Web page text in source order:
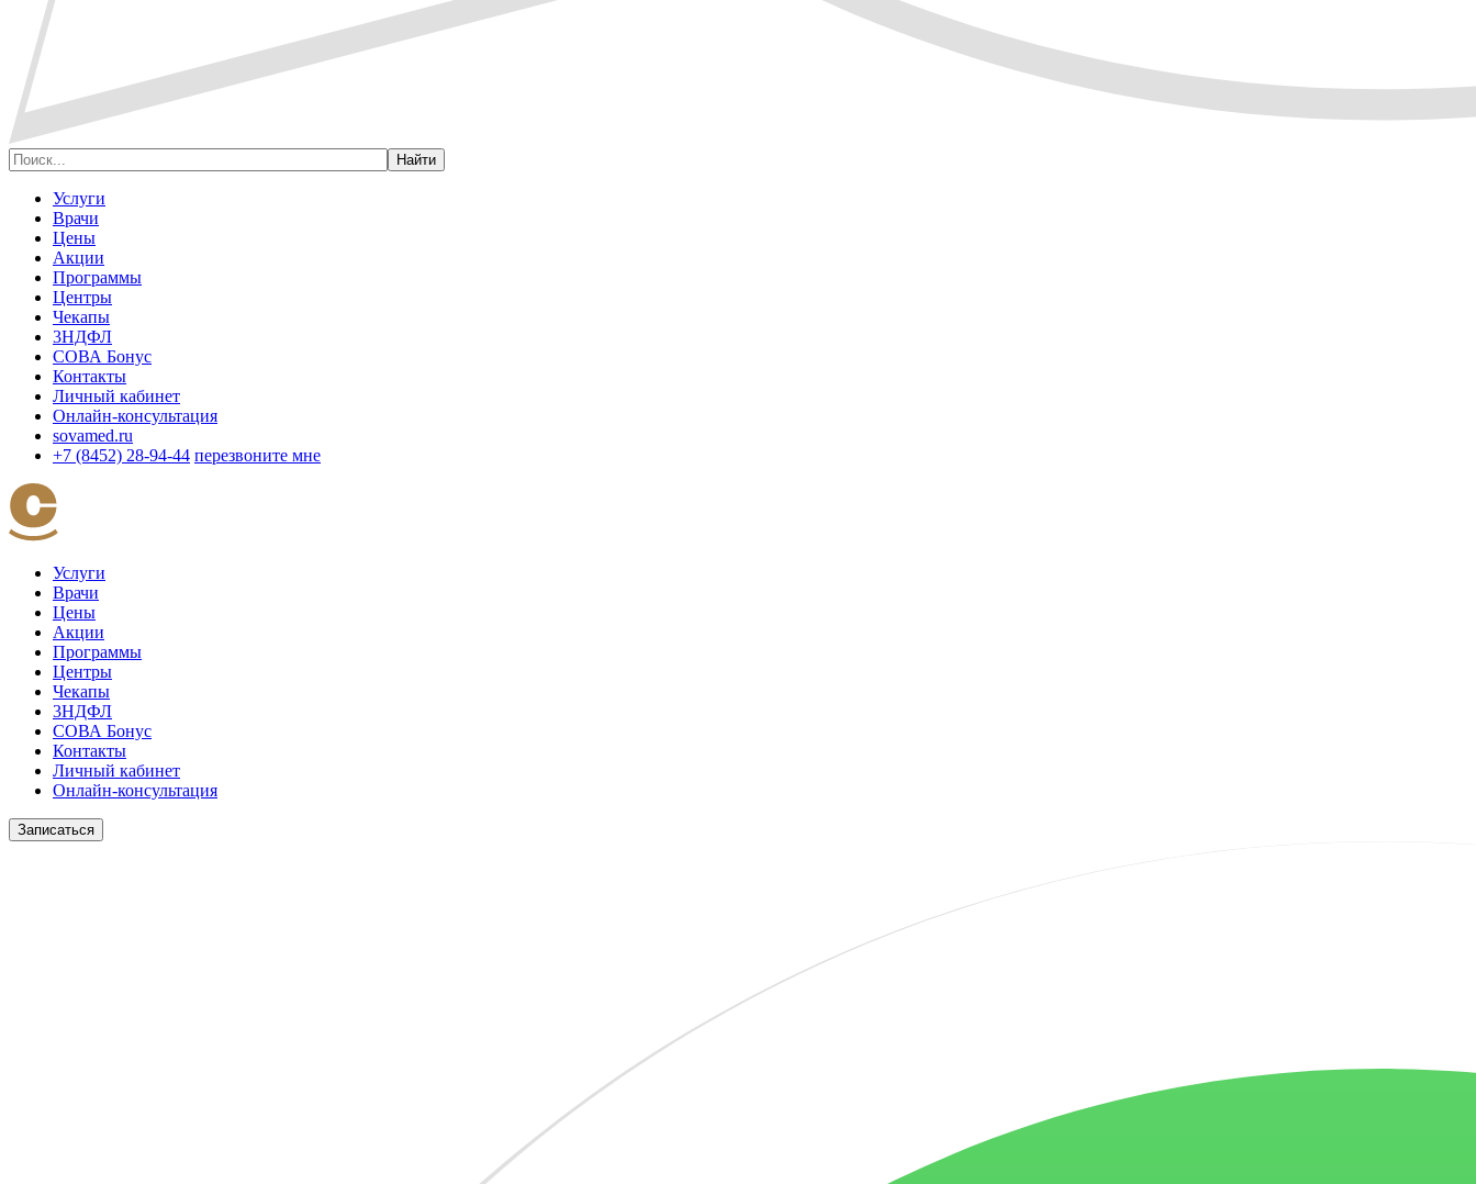
Услуги
Врачи
Цены
Акции
Программы
Центры
Чекапы
3НДФЛ
СОВА Бонус
Контакты
Личный кабинет
Онлайн-консультация
sovamed.ru
+7 (8452) 28-94-44 перезвоните мне
Услуги
Врачи
Цены
Акции
Программы
Центры
Чекапы
3НДФЛ
СОВА Бонус
Контакты
Личный кабинет
Онлайн-консультация
Записаться